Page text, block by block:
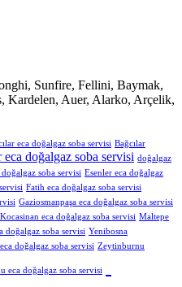
Sunfire, Fellini, Baymak,
Kardelen, Auer, Alarko, Arçelik,
eca doğalgaz soba servisi Bağcılar
eca doğalgaz soba servisi doğalgaz
soba servisi Esenler eca doğalgaz
Fatih eca doğalgaz soba servisi
Gaziosmanpaşa eca doğalgaz soba servisi
Kocasinan eca doğalgaz soba servisi Maltepe
doğalgaz soba servisi Yenibosna
doğalgaz soba servisi Zeytinburnu
eca doğalgaz soba servisi